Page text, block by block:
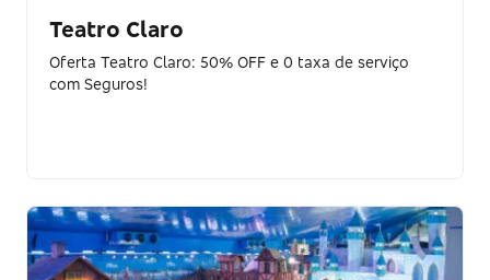
Teatro Claro
Oferta Teatro Claro: 50% OFF e 0 taxa de serviço
com Seguros!